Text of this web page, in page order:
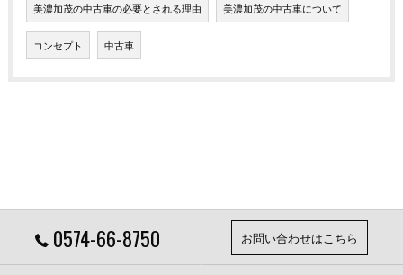
美濃加茂の中古車の必要とされる理由 美濃加茂の中古車について
コンセプト 中古車
0574-66-8750 お問い合わせはこちら